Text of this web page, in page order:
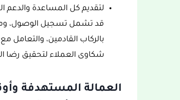
لتقديم كل المساعدة والدعم
قد تشمل تسجيل الوصول،
بالركاب القادمين،
شكاوى العملاء لتحقيق رضا
العمالة المستهدفة